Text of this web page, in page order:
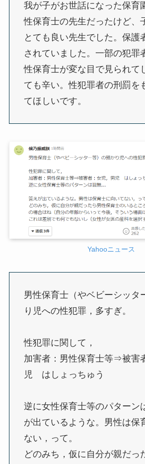
我が子がお世話になった保育
性保育士の先生だったけど、
とても良い先生でした。保護
されていました。一部の犯罪
性保育士が変な目で見られて
ても辛い。性犯罪者の刑罰を
てほしいです。
Yahooニュース
男性保育士（やベビーシッタ
り児への性犯罪，多すぎ。
性犯罪に関して，
加害者：男性保育士等⇒被害
児 はしょっちゅう
逆に女性保育士等のパターン
が出ているような。男性は保
ない，って。
どのみち，仮に自分が親だっ